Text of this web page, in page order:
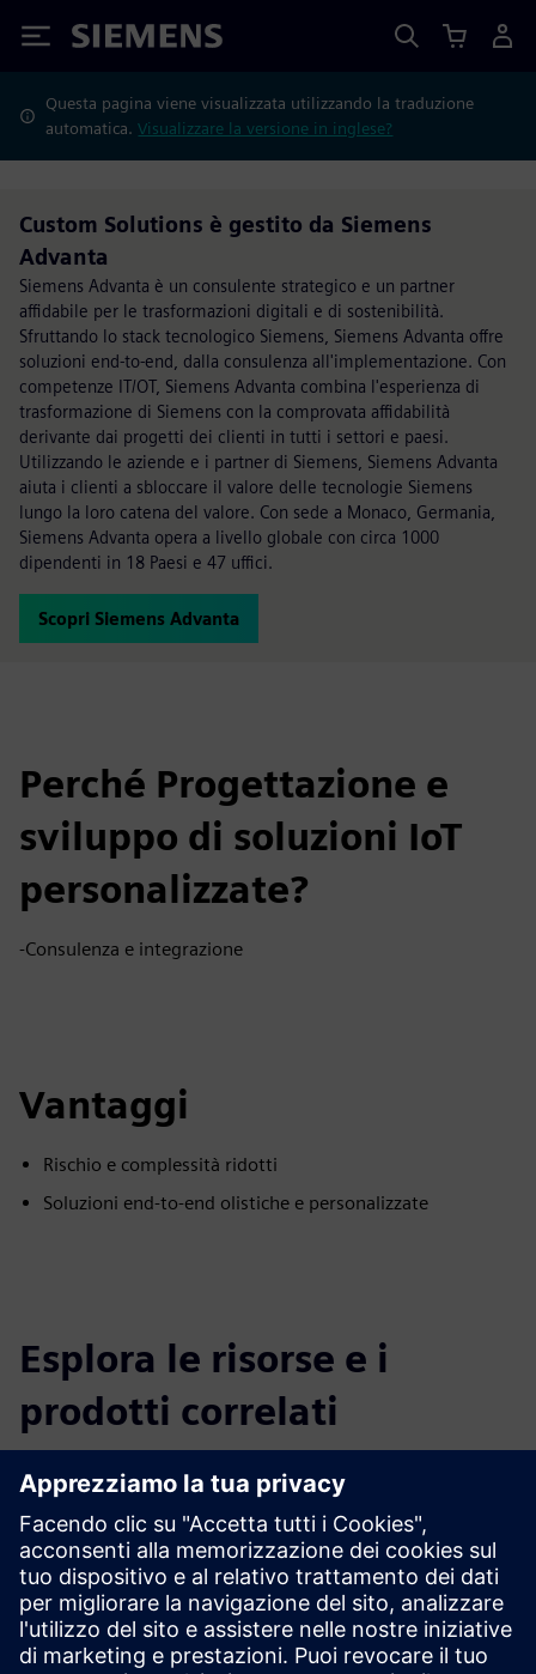
Siemens
Questa pagina viene visualizzata utilizzando la traduzione
automatica.Visualizzare la versione in inglese?
Custom Solutions è gestito da Siemens
Advanta
Siemens Advanta è un consulente strategico e un partner
affidabile per le trasformazioni digitali e di sostenibilità.
Sfruttando lo stack tecnologico Siemens, Siemens Advanta offre
soluzioni end-to-end, dalla consulenza all'implementazione. Con
competenze IT/OT, Siemens Advanta combina l'esperienza di
trasformazione di Siemens con la comprovata affidabilità
derivante dai progetti dei clienti in tutti i settori e paesi.
Utilizzando le aziende e i partner di Siemens, Siemens Advanta
aiuta i clienti a sbloccare il valore delle tecnologie Siemens
lungo la loro catena del valore. Con sede a Monaco, Germania,
Siemens Advanta opera a livello globale con circa 1000
dipendenti in 18 Paesi e 47 uffici.
Scopri Siemens Advanta
Perché Progettazione e
sviluppo di soluzioni IoT
personalizzate?
-Consulenza e integrazione
Vantaggi
Rischio e complessità ridotti
Soluzioni end-to-end olistiche e personalizzate
Esplora le risorse e i
prodotti correlati
Informazioni e risorse aggiuntive
Whitepaper: Le cinque fasi di un'implementazione IoT
Implementation di successo
Prerequisiti